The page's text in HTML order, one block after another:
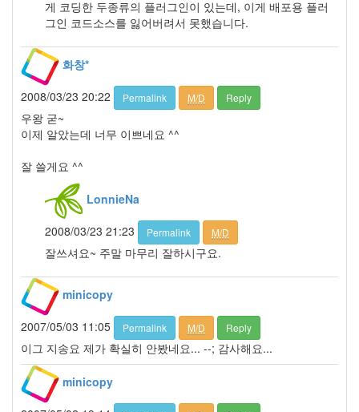
게 코딩한 두종류의 플러그인이 있는데, 이게 배포용 플러
그인 코드소스를 잃어버려서 못했습니다.
화창*
2008/03/23 20:22
Permalink M/D Reply
우왕 굳~
이제 알았는데 너무 이쁘네요 ^^
잘 쓸게요 ^^
LonnieNa
2008/03/23 21:23
Permalink M/D
잘쓰셔요~ 주말 마무리 잘하시구요.
minicopy
2007/05/03 11:05
Permalink M/D Reply
이그 지송요 제가 확실히 안봤네요... --; 감사해요...
minicopy
년
9
3
2005
년
월
2005
2005
년
12
월
27
2006
년
292
2006